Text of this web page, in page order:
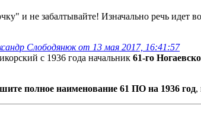
и не забалтывайте! Изначально речь идет
Слободянюк от 13 мая 2017, 16:41:57
с 1936 года начальник 61-го
полное наименование 61 ПО на 1936 год,